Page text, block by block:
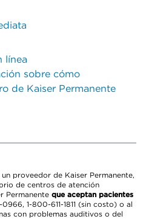
línea
sobre cómo
de Kaiser Permanente
un proveedor de Kaiser Permanente,
de centros de atención
Permanente que aceptan pacientes
1-800-611-1811 (sin costo) o al
con problemas auditivos o del